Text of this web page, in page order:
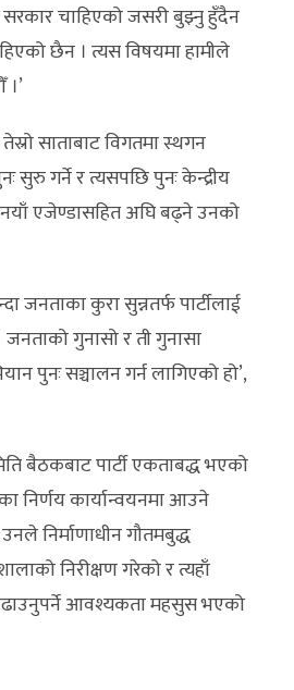
चाहिएको जसरी बुझ्नु हुँदैन
छैन । त्यस विषयमा हामीले
साताबाट विगतमा स्थगन
सुरु गर्ने र त्यसपछि पुनः केन्द्रीय
एजेण्डासहित अघि बढ्ने उनको
जनताका कुरा सुन्नतर्फ पार्टीलाई
जनताको गुनासो र ती गुनासा
पुनः सञ्चालन गर्न लागिएको हो’,
बैठकबाट पार्टी एकताबद्ध भएको
निर्णय कार्यान्वयनमा आउने
निर्माणाधीन गौतमबुद्ध
निरीक्षण गरेको र त्यहाँ
आवश्यकता महसुस भएको